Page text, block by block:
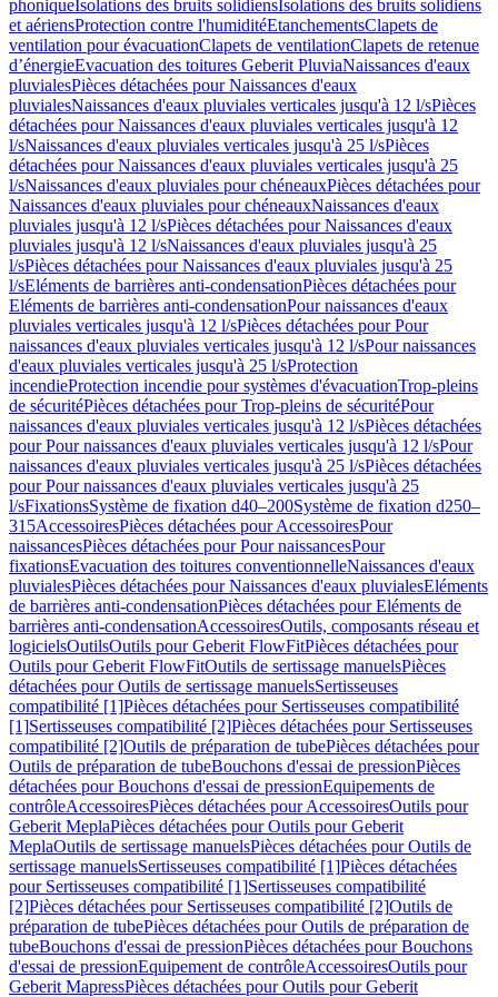
phoniqueIsolations des bruits solidiensIsolations des bruits solidiens
et aériensProtection contre l'humiditéEtanchementsClapets de
ventilation pour évacuationClapets de ventilationClapets de retenue
d’énergieEvacuation des toitures Geberit PluviaNaissances d'eaux
pluvialesPièces détachées pour Naissances d'eaux
pluvialesNaissances d'eaux pluviales verticales jusqu'à 12 l/sPièces
détachées pour Naissances d'eaux pluviales verticales jusqu'à 12
l/sNaissances d'eaux pluviales verticales jusqu'à 25 l/sPièces
détachées pour Naissances d'eaux pluviales verticales jusqu'à 25
l/sNaissances d'eaux pluviales pour chéneauxPièces détachées pour
Naissances d'eaux pluviales pour chéneauxNaissances d'eaux
pluviales jusqu'à 12 l/sPièces détachées pour Naissances d'eaux
pluviales jusqu'à 12 l/sNaissances d'eaux pluviales jusqu'à 25
l/sPièces détachées pour Naissances d'eaux pluviales jusqu'à 25
l/sEléments de barrières anti-condensationPièces détachées pour
Eléments de barrières anti-condensationPour naissances d'eaux
pluviales verticales jusqu'à 12 l/sPièces détachées pour Pour
naissances d'eaux pluviales verticales jusqu'à 12 l/sPour naissances
d'eaux pluviales verticales jusqu'à 25 l/sProtection
incendieProtection incendie pour systèmes d'évacuationTrop-pleins
de sécuritéPièces détachées pour Trop-pleins de sécuritéPour
naissances d'eaux pluviales verticales jusqu'à 12 l/sPièces détachées
pour Pour naissances d'eaux pluviales verticales jusqu'à 12 l/sPour
naissances d'eaux pluviales verticales jusqu'à 25 l/sPièces détachées
pour Pour naissances d'eaux pluviales verticales jusqu'à 25
l/sFixationsSystème de fixation d40–200Système de fixation d250–
315AccessoiresPièces détachées pour AccessoiresPour
naissancesPièces détachées pour Pour naissancesPour
fixationsEvacuation des toitures conventionnelleNaissances d'eaux
pluvialesPièces détachées pour Naissances d'eaux pluvialesEléments
de barrières anti-condensationPièces détachées pour Eléments de
barrières anti-condensationAccessoiresOutils, composants réseau et
logicielsOutilsOutils pour Geberit FlowFitPièces détachées pour
Outils pour Geberit FlowFitOutils de sertissage manuelsPièces
détachées pour Outils de sertissage manuelsSertisseuses
compatibilité [1]Pièces détachées pour Sertisseuses compatibilité
[1]Sertisseuses compatibilité [2]Pièces détachées pour Sertisseuses
compatibilité [2]Outils de préparation de tubePièces détachées pour
Outils de préparation de tubeBouchons d'essai de pressionPièces
détachées pour Bouchons d'essai de pressionEquipements de
contrôleAccessoiresPièces détachées pour AccessoiresOutils pour
Geberit MeplaPièces détachées pour Outils pour Geberit
MeplaOutils de sertissage manuelsPièces détachées pour Outils de
sertissage manuelsSertisseuses compatibilité [1]Pièces détachées
pour Sertisseuses compatibilité [1]Sertisseuses compatibilité
[2]Pièces détachées pour Sertisseuses compatibilité [2]Outils de
préparation de tubePièces détachées pour Outils de préparation de
tubeBouchons d'essai de pressionPièces détachées pour Bouchons
d'essai de pressionEquipement de contrôleAccessoiresOutils pour
Geberit MapressPièces détachées pour Outils pour Geberit